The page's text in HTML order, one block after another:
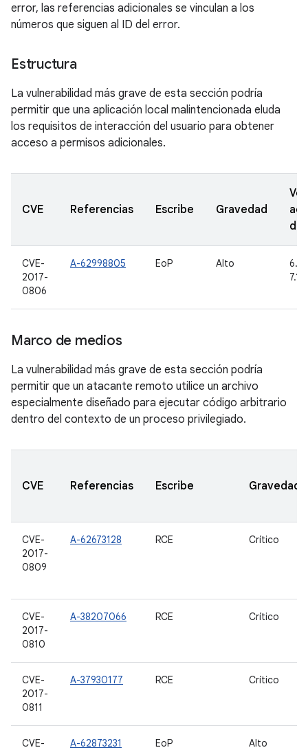
error, las referencias adicionales se vinculan a los
números que siguen al ID del error.
Estructura
La vulnerabilidad más grave de esta sección podría
permitir que una aplicación local malintencionada eluda
los requisitos de interacción del usuario para obtener
acceso a permisos adicionales.
CVE Referencias Escribe Gravedad
de
CVE-
2017-
0806
A-62998805 EoP Alto
Marco de medios
La vulnerabilidad más grave de esta sección podría
permitir que un atacante remoto utilice un archivo
especialmente diseñado para ejecutar código arbitrario
dentro del contexto de un proceso privilegiado.
CVE Referencias Escribe Gravedad
CVE-
2017-
0809
A-62673128 RCE Crítico
CVE-
2017-
0810
A-38207066 RCE Crítico
CVE-
2017-
0811
A-37930177 RCE Crítico
CVE-
A-62873231 EoP Alto